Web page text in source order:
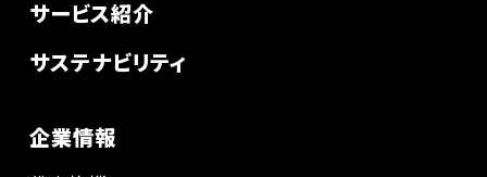
サービス紹介
サステナビリティ
企業情報